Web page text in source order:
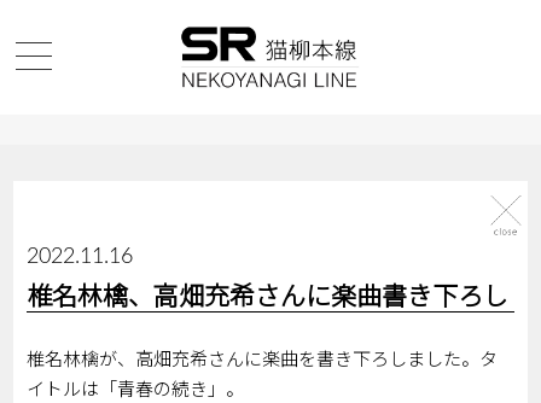
2022.11.16
椎名林檎、高畑充希さんに楽曲書き下ろし
椎名林檎が、高畑充希さんに楽曲を書き下ろしました。タ
イトルは「青春の続き」。